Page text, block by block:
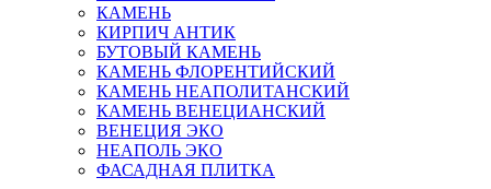
КАМЕНЬ
КИРПИЧ АНТИК
БУТОВЫЙ КАМЕНЬ
КАМЕНЬ ФЛОРЕНТИЙСКИЙ
КАМЕНЬ НЕАПОЛИТАНСКИЙ
КАМЕНЬ ВЕНЕЦИАНСКИЙ
ВЕНЕЦИЯ ЭКО
НЕАПОЛЬ ЭКО
ФАСАДНАЯ ПЛИТКА